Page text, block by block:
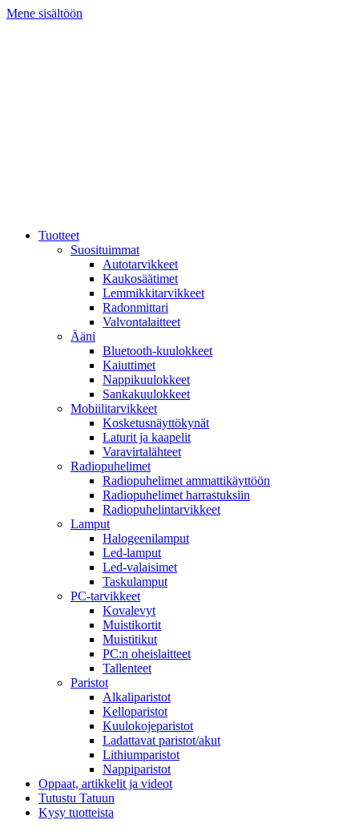
Mene sisältöön
Tuotteet
Suosituimmat
Autotarvikkeet
Kaukosäätimet
Lemmikkitarvikkeet
Radonmittari
Valvontalaitteet
Ääni
Bluetooth-kuulokkeet
Kaiuttimet
Nappikuulokkeet
Sankakuulokkeet
Mobiilitarvikkeet
Kosketusnäyttökynät
Laturit ja kaapelit
Varavirtalähteet
Radiopuhelimet
Radiopuhelimet ammattikäyttöön
Radiopuhelimet harrastuksiin
Radiopuhelintarvikkeet
Lamput
Halogeenilamput
Led-lamput
Led-valaisimet
Taskulamput
PC-tarvikkeet
Kovalevyt
Muistikortit
Muistitikut
PC:n oheislaitteet
Tallenteet
Paristot
Alkaliparistot
Kelloparistot
Kuulokojeparistot
Ladattavat paristot/akut
Lithiumparistot
Nappiparistot
Oppaat, artikkelit ja videot
Tutustu Tatuun
Kysy tuotteista